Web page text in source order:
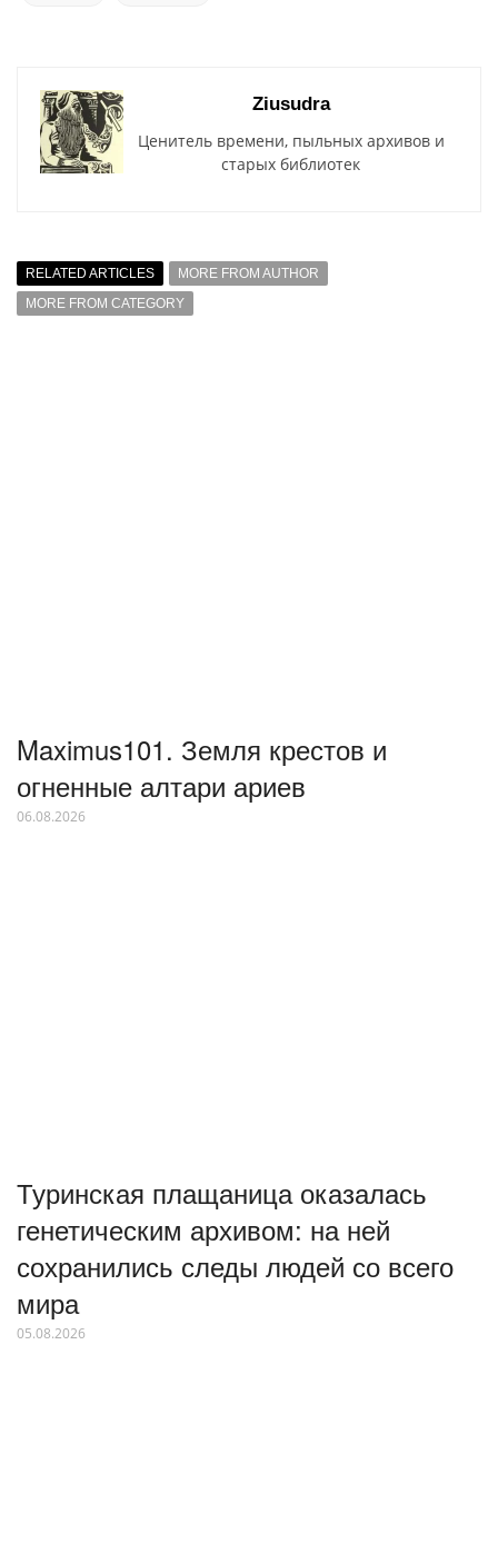
Ziusudra
Ценитель времени, пыльных архивов и
старых библиотек
RELATED ARTICLES
MORE FROM AUTHOR
MORE FROM CATEGORY
Maximus101. Земля крестов и
огненные алтари ариев
06.08.2026
Туринская плащаница оказалась
генетическим архивом: на ней
сохранились следы людей со всего
мира
05.08.2026